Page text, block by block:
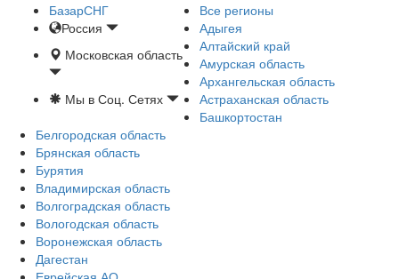
БазарСНГ
Россия
Московская область
Мы в Соц. Сетях
Все регионы
Адыгея
Алтайский край
Амурская область
Архангельская область
Астраханская область
Башкортостан
Белгородская область
Брянская область
Бурятия
Владимирская область
Волгоградская область
Вологодская область
Воронежская область
Дагестан